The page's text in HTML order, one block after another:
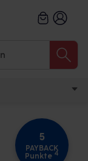
5
PAYBACK
Punkte 4